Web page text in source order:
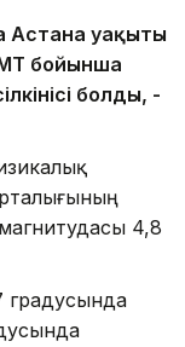
Астана уақыты
бойынша
болды, -
магнитудасы 4,8
градусында